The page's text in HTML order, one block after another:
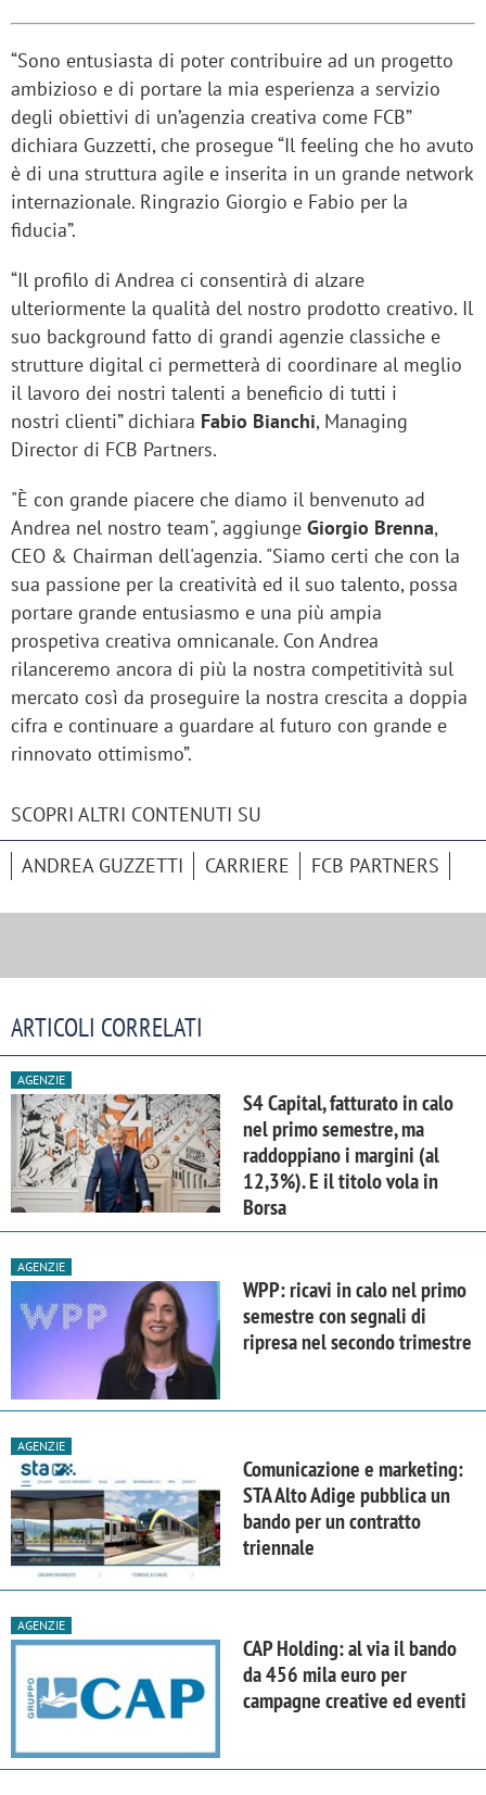
“Sono entusiasta di poter contribuire ad un progetto
ambizioso e di portare la mia esperienza a servizio
degli obiettivi di un’agenzia creativa come FCB”
dichiara Guzzetti, che prosegue “Il feeling che ho avuto
è di una struttura agile e inserita in un grande network
internazionale. Ringrazio Giorgio e Fabio per la
fiducia”.
“Il profilo di Andrea ci consentirà di alzare
ulteriormente la qualità del nostro prodotto creativo. Il
suo background fatto di grandi agenzie classiche e
strutture digital ci permetterà di coordinare al meglio
il lavoro dei nostri talenti a beneficio di tutti i
nostri clienti” dichiara Fabio Bianchi, Managing
Director di FCB Partners.
"È con grande piacere che diamo il benvenuto ad
Andrea nel nostro team", aggiunge Giorgio Brenna,
CEO & Chairman dell'agenzia. "Siamo certi che con la
sua passione per la creatività ed il suo talento, possa
portare grande entusiasmo e una più ampia
prospetiva creativa omnicanale. Con Andrea
rilanceremo ancora di più la nostra competitività sul
mercato così da proseguire la nostra crescita a doppia
cifra e continuare a guardare al futuro con grande e
rinnovato ottimismo”.
SCOPRI ALTRI CONTENUTI SU
ANDREA GUZZETTI CARRIERE FCB PARTNERS
ARTICOLI CORRELATI
AGENZIE
S4 Capital, fatturato in calo
nel primo semestre, ma
raddoppiano i margini (al
12,3%). E il titolo vola in
Borsa
AGENZIE
WPP: ricavi in calo nel primo
semestre con segnali di
ripresa nel secondo trimestre
AGENZIE
Comunicazione e marketing:
STA Alto Adige pubblica un
bando per un contratto
triennale
AGENZIE
CAP Holding: al via il bando
da 456 mila euro per
campagne creative ed eventi